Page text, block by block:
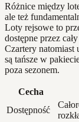
Różnice między
ale też
Loty rejsowe to
dostępne przez
Czartery natomiast
są tańsze w
poza sezonem.
Cecha
Dostępność